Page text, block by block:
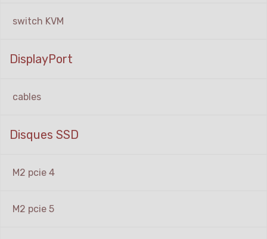
switch KVM
DisplayPort
cables
Disques SSD
M2 pcie 4
M2 pcie 5